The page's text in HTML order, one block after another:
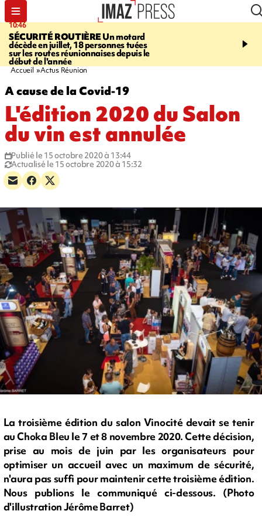
10:46
SÉCURITÉ ROUTIÈREUn motard
décède en juillet, 18 personnes tuées
sur les routes réunionnaises depuis le
début de l'année
13:49
mineurs - un courrier
Accueil Actus Réunion
A cause de la Covid-19
L'édition 2020 du Salon
du vin est annulée
Publié le 15 octobre 2020 à 13:44
Actualisé le 15 octobre 2020 à 15:32
La troisième édition du salon Vinocité devait se tenir
au Choka Bleu le 7 et 8 novembre 2020. Cette décision,
prise au mois de juin par les organisateurs pour
optimiser un accueil avec un maximum de sécurité,
n'aura pas suffi pour maintenir cette troisième édition.
Nous publions le communiqué ci-dessous. (Photo
d'illustration Jérôme Barret)